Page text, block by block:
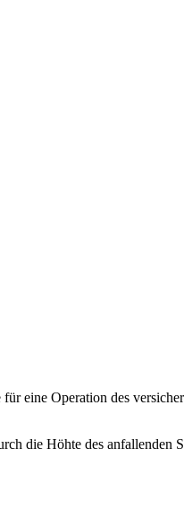
eine Operation des
die Höhte des anfallenden